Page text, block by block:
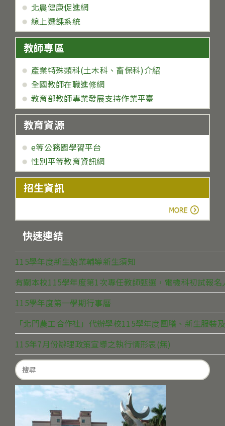
北農健康促進網
線上選課系統
教師專區
產業特殊類科(土木科、畜保科)介紹
全國教師在職進修網
教育部教師專業發展支持作業平臺
教育資源
e等公務園學習平台
性別平等教育資訊網
招生資訊
快速連結
115學年度新生始業輔導新生須知
有關本校115學年度第1次專任教師甄選，電機科初試報
115學年度第一學期行事曆
「北門農工合作社」代辦學校115學年度團膳、新生服裝
115年7月份辦理政策宣導之執行情形表(無)
Search
for: